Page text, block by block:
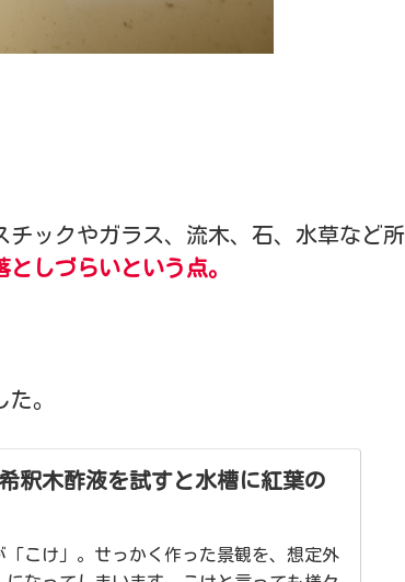
ックやガラス、流木、石、水草など所
しづらいという点。
。
釈木酢液を試すと水槽に紅葉の
こけ」。せっかく作った景観を、想定外